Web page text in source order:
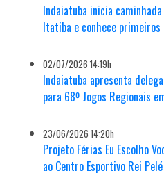
Indaiatuba inicia
Itatiba e conhece primeiros
02/07/2026 14:19h
Indaiatuba apresenta
para 68º Jogos Regionais
23/06/2026 14:20h
Projeto Férias Eu Escolho
ao Centro Esportivo Rei Pelé